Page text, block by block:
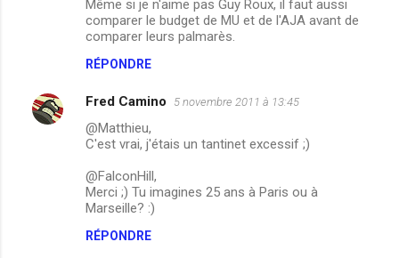
r
Même si je n'aime pas Guy Roux, il faut aussi
comparer le budget de MU et de l'AJA avant de
comparer leurs palmarès.
RÉPONDRE
Fred Camino 5 novembre 2011 à 13:45
@Matthieu,
C'est vrai, j'étais un tantinet excessif ;)
@FalconHill,
Merci ;) Tu imagines 25 ans à Paris ou à
Marseille? :)
RÉPONDRE